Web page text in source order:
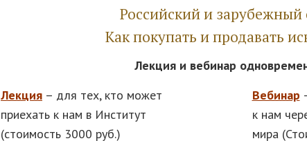
Российский и зарубежный
Как покупать и продавать
Лекция и вебинар
Лекция – для тех, кто может
приехать к нам в Институт
(стоимость 3000 руб.)
Вебинар
к нам
мира